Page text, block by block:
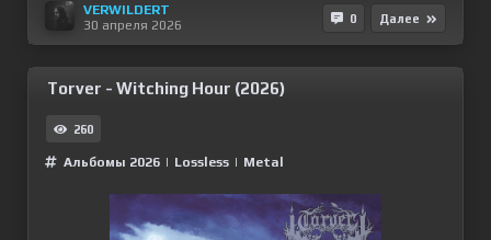
VERWILDERT
30 апреля 2026
0 Далее
Torver - Witching Hour (2026)
260
Альбомы 2026 | Lossless | Metal